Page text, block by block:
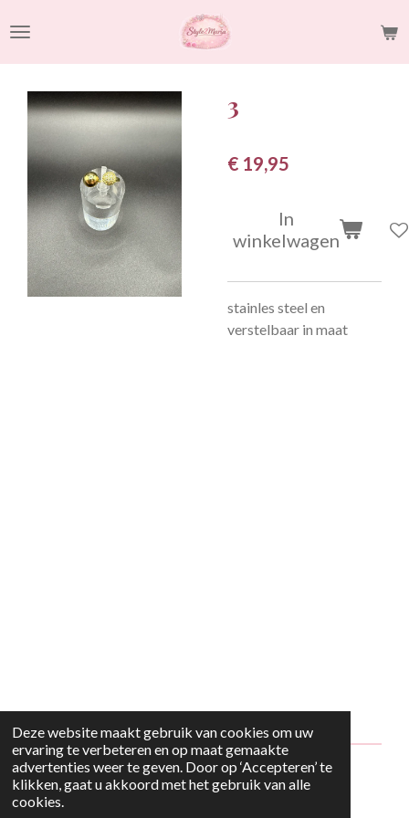
Deze website maakt gebruik van cookies om uw
ervaring te verbeteren en op maat gemaakte
advertenties weer te geven. Door op ‘Accepteren’ te
klikken, gaat u akkoord met het gebruik van alle
cookies.
direct
naar
hoofdinhoud
3
€ 19,95
In
winkelwagen
stainles steel en
verstelbaar in maat
© 2024 - 2026 Style2Maria
Powered by